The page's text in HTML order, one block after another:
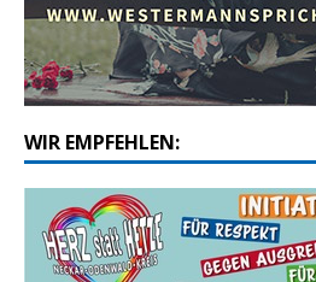
WIR EMPFEHLEN: